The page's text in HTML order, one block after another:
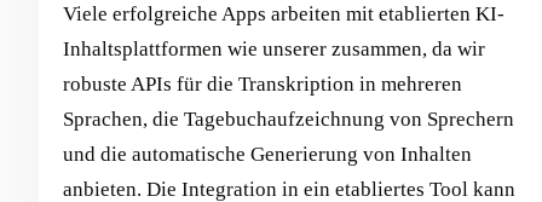
Viele erfolgreiche Apps arbeiten mit etablierten KI-
Inhaltsplattformen wie unserer zusammen, da wir
robuste APIs für die Transkription in mehreren
Sprachen, die Tagebuchaufzeichnung von Sprechern
und die automatische Generierung von Inhalten
anbieten. Die Integration in ein etabliertes Tool kann